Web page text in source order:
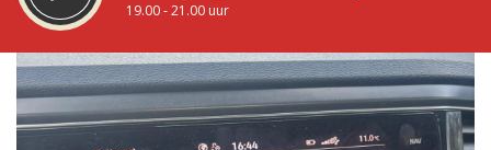
19.00 - 21.00 uur
STRAKS:
De avond van Sleutelstad
21.00 - 0.00 uur
Vorig uur
uur 1 van 0 Volgend uur